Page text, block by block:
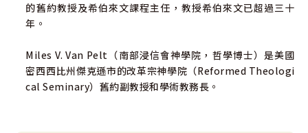
的舊約教授及希伯來文課程主任，教授希伯來文已超過三十
年。
Miles V. Van Pelt（南部浸信會神學院，哲學博士）是美國
密西西比州傑克遜市的改革宗神學院（Reformed Theologi
cal Seminary）舊約副教授和學術教務長。